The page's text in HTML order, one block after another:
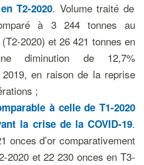
T2-2020. Volume traité de
à 3 244 tonnes au
2020) et 26 421 tonnes en
diminution de 12,7%
en raison de la reprise
;
à celle deT1-2020
la crise de laCOVID-19.
onces d’or comparativement
2020 et 22 230 onces en T3-